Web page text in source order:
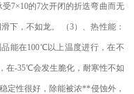
受7×10的7次开闭的折迭弯曲而无
下，不如龙。 （3）、热性能：
品能在100℃以上温度进行，在不
在-35℃会发生脆化，耐寒性不如
定性很好，除能被浓**侵蚀外，